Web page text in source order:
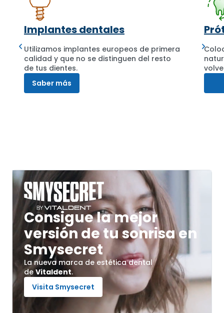
Implantes dentales
Utilizamos implantes europeos de primera
calidad y que no se distinguen del resto
de tus dientes.
Saber más
Consigue la mejor
versión de tu sonrisa en
Smysecret
La nueva marca de estética dental
deVitaldent.
Visita Smysecret